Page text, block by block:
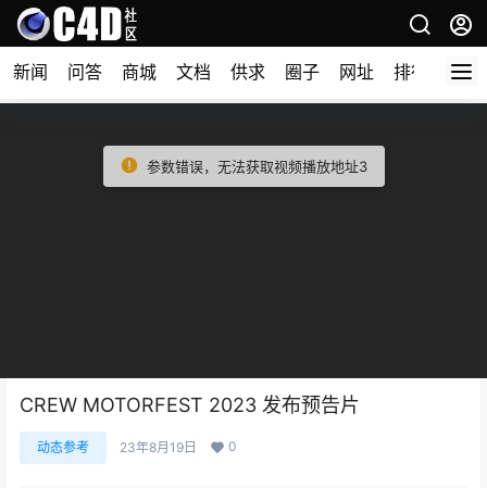
新闻 问答 商城 文档 供求 圈子 网址 排行榜
CREW MOTORFEST 2023 发布预告片
动态参考 23年8月19日 0
参数错误，无法获取视频播放地址3